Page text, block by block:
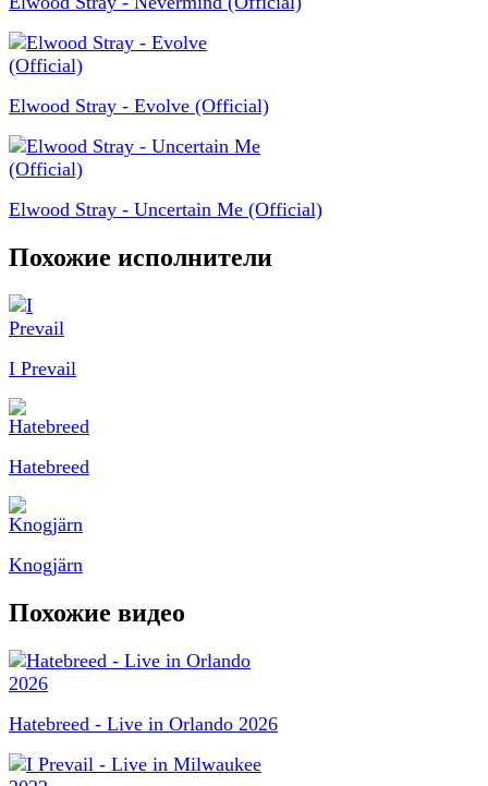
Elwood Stray - Evolve (Official)
Elwood Stray - Uncertain Me (Official)
Похожие исполнители
I Prevail
Hatebreed
Knogjärn
Похожие видео
Hatebreed - Live in Orlando 2026